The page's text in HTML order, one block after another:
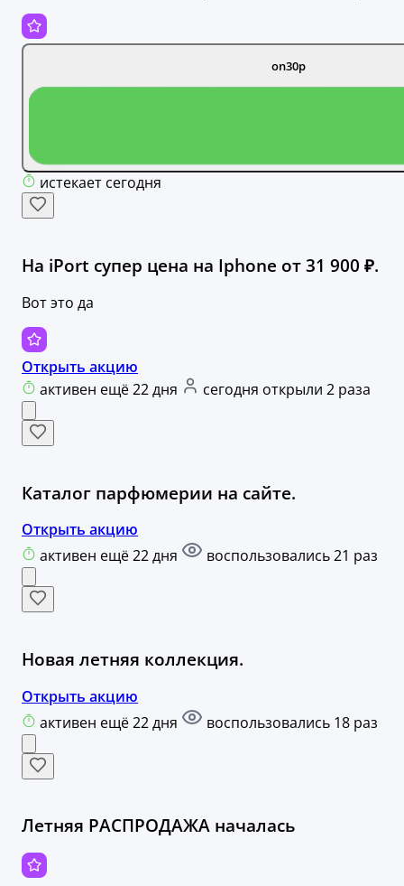
on30p
истекает сегодня
На iPort супер цена на Iphone от 31 900 ₽.
Вот это да
Открыть акцию
активен ещё 22 дня
сегодня открыли 2 раза
Каталог парфюмерии на сайте.
Открыть акцию
активен ещё 22 дня
воспользовались 21 раз
Новая летняя коллекция.
Открыть акцию
активен ещё 22 дня
воспользовались 18 раз
Летняя РАСПРОДАЖА началась